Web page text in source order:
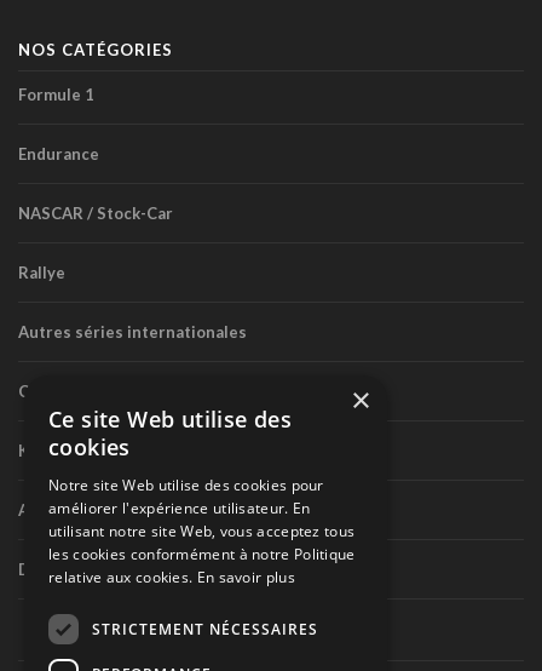
NOS CATÉGORIES
Formule 1
Endurance
NASCAR / Stock-Car
Rallye
Autres séries internationales
Circuit routier canadien
Karting
Autres séries nationales
Divers
×
Ce site Web utilise des
cookies
Notre site Web utilise des cookies pour
améliorer l'expérience utilisateur. En
utilisant notre site Web, vous acceptez tous
les cookies conformément à notre Politique
relative aux cookies. En savoir plus
STRICTEMENT NÉCESSAIRES